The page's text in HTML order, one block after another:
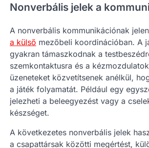
Nonverbális jelek a
A nonverbális kommunikációnak
a külső mezőbeli koordinációban. A
gyakran támaszkodnak a
szemkontaktusra és a
üzeneteket közvetítsenek anélkül,
a játék folyamatát. Például egy
jelezheti a beleegyezést vagy a
készséget.
A következetes nonverbális jelek
a csapattársak közötti megértést,